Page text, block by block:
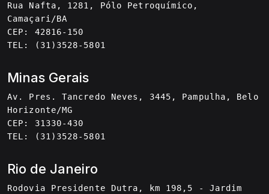
Rua Nafta, 1281, Pólo Petroquímico,
Camaçari/BA
CEP: 42816-150
TEL: (31)3528-5801
Minas Gerais
Av. Pres. Tancredo Neves, 3445, Pampulha, Belo
Horizonte/MG
CEP: 31330-430
TEL: (31)3528-5801
Rio de Janeiro
Rodovia Presidente Dutra, km 198,5 - Jardim